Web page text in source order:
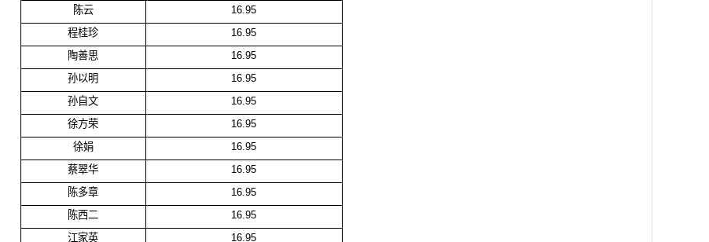
陈云
16.95
程桂珍
16.95
陶善思
16.95
孙以明
16.95
孙自文
16.95
徐方荣
16.95
徐娟
16.95
蔡翠华
16.95
陈多章
16.95
陈西二
16.95
江家英
16.95